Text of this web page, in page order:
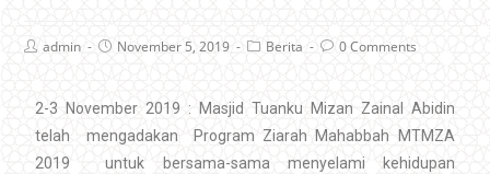
admin November 5, 2019 Berita 0 Comments
2-3 November 2019 : Masjid Tuanku Mizan Zainal Abidin
telah mengadakan Program Ziarah Mahabbah MTMZA
2019 untuk bersama-sama menyelami kehidupan